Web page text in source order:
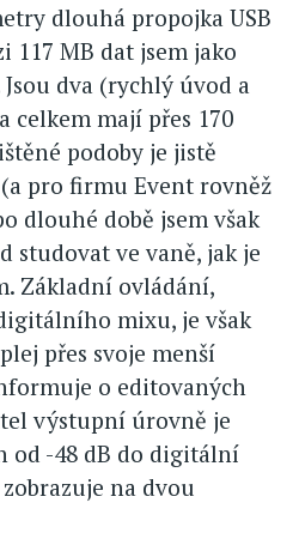
dlouhá propojka USB
117 MB dat jsem jako
dva (rychlý úvod a
celkem mají přes 170
podoby je jistě
pro firmu Event rovněž
dlouhé době jsem však
studovat ve vaně, jak je
Základní ovládání,
mixu, je však
přes svoje menší
o editovaných
výstupní úrovně je
od -48 dB do digitální
na dvou